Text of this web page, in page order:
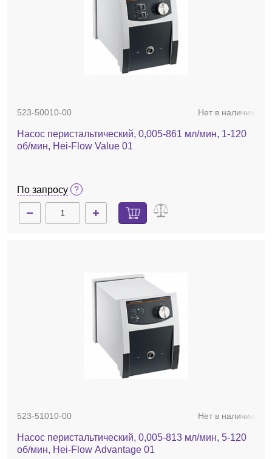
523-50010-00 Нет в наличии
Насос перистальтический, 0,005-861 мл/мин, 1-120
об/мин, Hei-Flow Value 01
По запросу
523-51010-00 Нет в наличии
Насос перистальтический, 0,005-813 мл/мин, 5-120
об/мин, Hei-Flow Advantage 01